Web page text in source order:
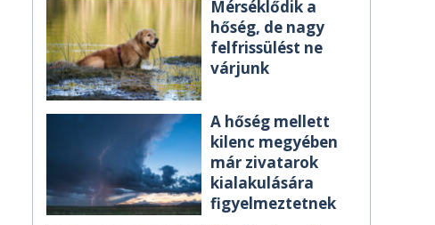
Mérséklődik a
hőség, de nagy
felfrissülést ne
várjunk
A hőség mellett
kilenc megyében
már zivatarok
kialakulására
figyelmeztetnek